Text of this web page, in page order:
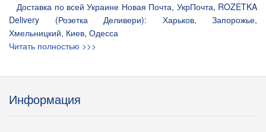
Доставка по всей Украине Новая Почта, УкрПочта, ROZETKA
Delivery (Розетка Деливери): Харьков, Запорожье,
Хмельницкий, Киев, Одесса
Читать полностью >>>
Информация